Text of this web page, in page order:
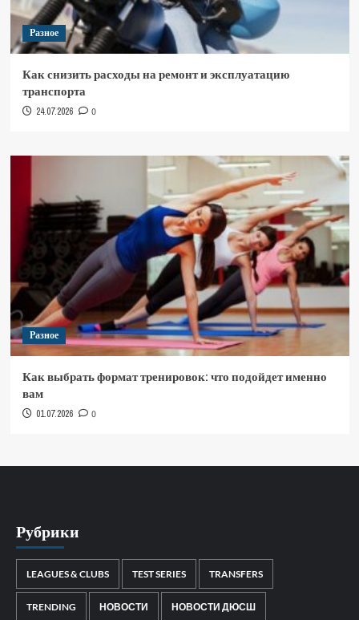
Разное
Как снизить расходы на ремонт и эксплуатацию
транспорта
24.07.2026 0
Разное
Как выбрать формат тренировок: что подойдет именно
вам
01.07.2026 0
Рубрики
LEAGUES & CLUBS TEST SERIES TRANSFERS
TRENDING НОВОСТИ НОВОСТИ ДЮСШ